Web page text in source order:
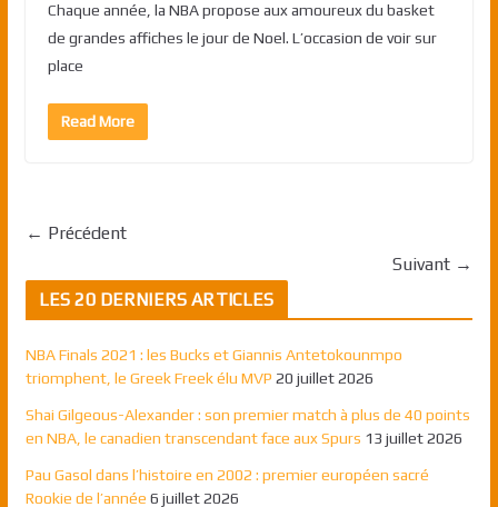
Chaque année, la NBA propose aux amoureux du basket
de grandes affiches le jour de Noel. L’occasion de voir sur
place
Read More
← Précédent
Suivant →
LES 20 DERNIERS ARTICLES
NBA Finals 2021 : les Bucks et Giannis Antetokounmpo
triomphent, le Greek Freek élu MVP 20 juillet 2026
Shai Gilgeous-Alexander : son premier match à plus de 40 points
en NBA, le canadien transcendant face aux Spurs 13 juillet 2026
Pau Gasol dans l’histoire en 2002 : premier européen sacré
Rookie de l’année 6 juillet 2026